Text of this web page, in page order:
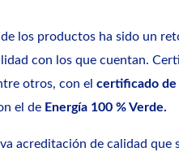
los productos ha sido un
con los que cuentan.
otros, con el certificado de
el deEnergía 100 % Verde.
acreditación de calidad que